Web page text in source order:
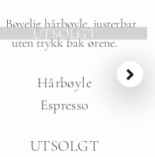
UTSOLGT
Hårbøyle
Espresso
UTSOLGT